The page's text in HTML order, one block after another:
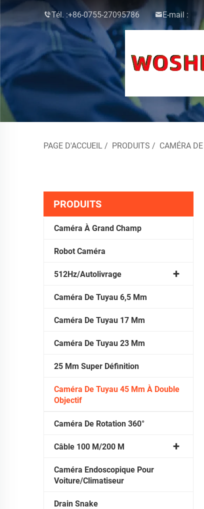
Tél. :+86-0755-27095786 E-mail :
PAGE D'ACCUEIL / PRODUITS / CAMÉRA
PRODUITS
Caméra À Grand Champ
Robot Caméra
512Hz/Autolivrage
Caméra De Tuyau 6,5 Mm
Caméra De Tuyau 17 Mm
Caméra De Tuyau 23 Mm
25 Mm Super Définition
Caméra De Tuyau 45 Mm À Double
Objectif
Caméra De Rotation 360°
Câble 100 M/200 M
Caméra Endoscopique Pour
Voiture/Climatiseur
Drain Snake